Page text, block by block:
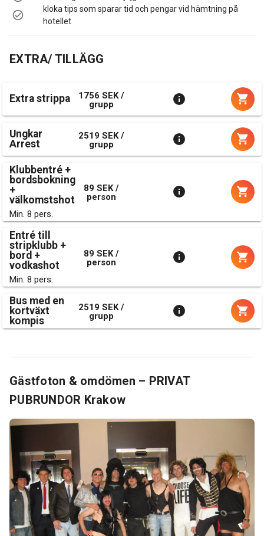
kloka tips som sparar tid och pengar vid hämtning på
hotellet
EXTRA/ TILLÄGG
Extra strippa
1756 SEK /
grupp
Ungkar
Arrest
2519 SEK /
grupp
Klubbentré +
bordsbokning
+
välkomstshot
Min. 8 pers.
89 SEK /
person
Entré till
stripklubb +
bord +
vodkashot
Min. 8 pers.
89 SEK /
person
Bus med en
kortväxt
kompis
2519 SEK /
grupp
Gästfoton & omdömen – PRIVAT
PUBRUNDOR Krakow